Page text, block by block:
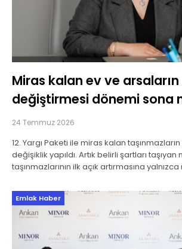
Miras kalan ev ve
değiştirmesi dönemi sona
24 Temmuz 2026
12. Yargı Paketi ile miras kalan taşınmazların
değişiklik yapıldı. Artık belirli şartları taşıyan
taşınmazlarının ilk açık artırmasına
Avukat
Emlak Haber